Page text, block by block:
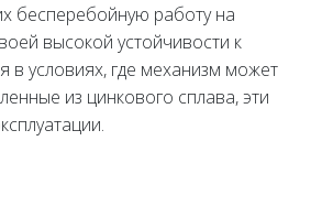
бесперебойную работу на
высокой устойчивости к
в условиях, где механизм может
из цинкового сплава, эти